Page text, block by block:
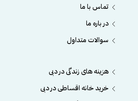
تماس با ما
در باره ما
سوالات متداول
هزینه های زندگی در دبی
خرید خانه اقساطی در دبی